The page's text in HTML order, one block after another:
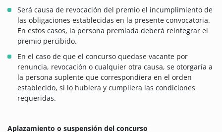
Será causa de revocación del premio el incumplimiento de
las obligaciones establecidas en la presente convocatoria.
En estos casos, la persona premiada deberá reintegrar el
premio percibido.
En el caso de que el concurso quedase vacante por
renuncia, revocación o cualquier otra causa, se otorgaría a
la persona suplente que correspondiera en el orden
establecido, si lo hubiera y cumpliera las condiciones
requeridas.
Aplazamiento o suspensión del concurso